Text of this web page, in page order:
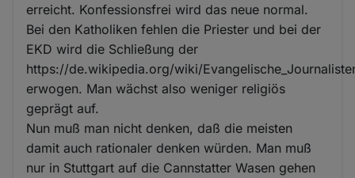
erreicht. Konfessionsfrei wird das neue normal.
Bei den Katholiken fehlen die Priester und bei der
EKD wird die Schließung der
https://de.wikipedia.org/wiki/
erwogen. Man wächst also weniger religiös
geprägt auf.
Nun muß man nicht denken, daß die meisten
damit auch rationaler denken würden. Man muß
nur in Stuttgart auf die Cannstatter Wasen gehen